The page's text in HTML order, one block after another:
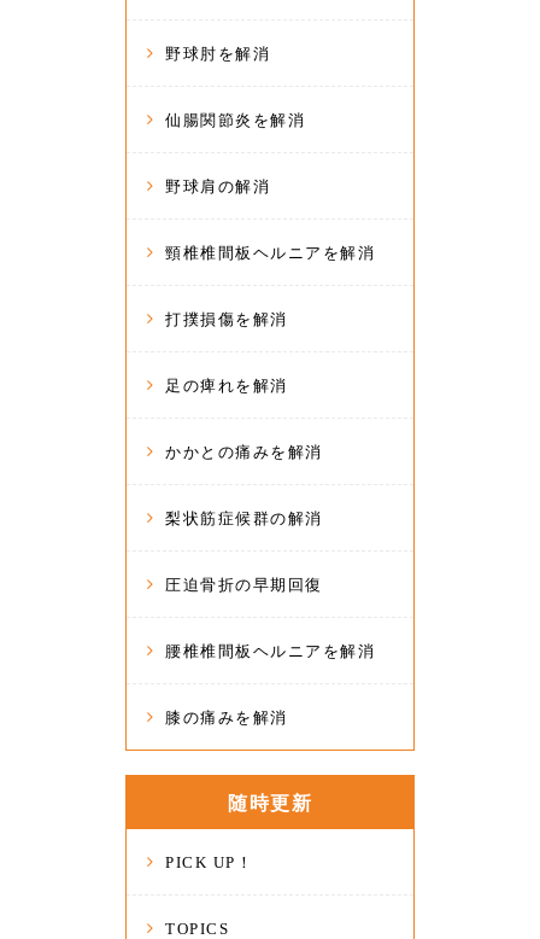
野球肘を解消
仙腸関節炎を解消
野球肩の解消
頸椎椎間板ヘルニアを解消
打撲損傷を解消
足の痺れを解消
かかとの痛みを解消
梨状筋症候群の解消
圧迫骨折の早期回復
腰椎椎間板ヘルニアを解消
膝の痛みを解消
随時更新
PICK UP！
TOPICS